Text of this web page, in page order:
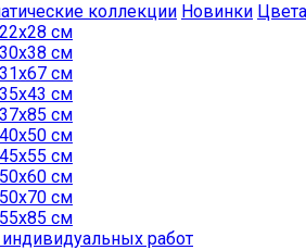
коллекции Новинки Цвета
см
см
см
см
см
см
см
см
см
см
работ